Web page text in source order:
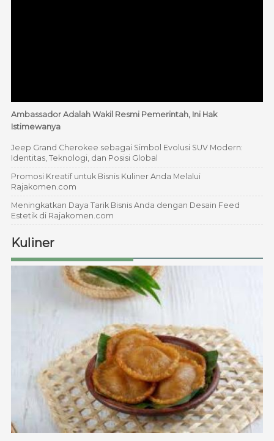
Ambassador Adalah Wakil Resmi Pemerintah, Ini Hak
Istimewanya
Jeep Grand Cherokee sebagai Simbol Evolusi SUV Modern:
Identitas, Teknologi, dan Posisi Global
Promosi Kreatif untuk Bisnis Kuliner Anda Melalui
Rajakomen.com
Meningkatkan Daya Tarik Bisnis Anda dengan Desain Feed
Estetik di Rajakomen.com
Kuliner